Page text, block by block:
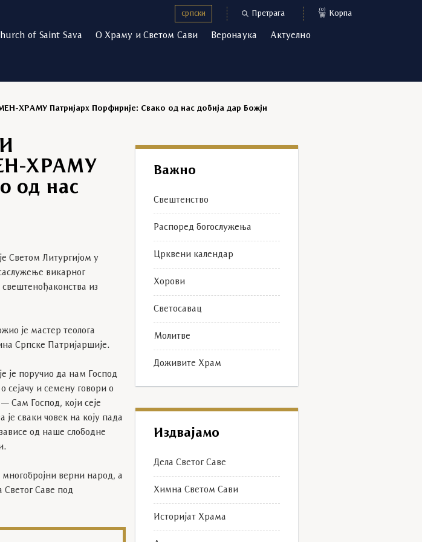
српски Претрага (0) Корпа
of Saint Sava О Храму и Светом Сави Веронаука Актуелно
Патријарх Порфирије: Свако од нас добија дар Божји
ХРАМУ
од нас
Светом Литургијом у
викарног
свештенођаконства из
је мастер теолога
Српске Патријаршије.
је поручио да нам Господ
сејачу и семену говори о
Сам Господ, који сеје
сваки човек на коју пада
од наше слободне
верни народ, а
Светог Саве под
Важно
Свештенство
Распоред богослужења
Црквени календар
Хорови
Светосавац
Молитве
Доживите Храм
Издвајамо
Дела Светог Саве
Химна Светом Сави
Историјат Храма